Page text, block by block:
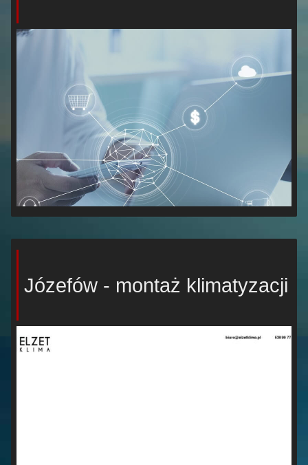
Józefów - montaż klimatyzacji